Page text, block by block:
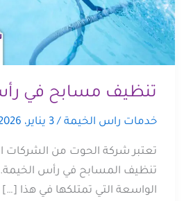
تنظيف مسابح في
خدمات راس الخيمة/3 يناير، 2026
تعتبر شركة الحوت من الشركات
تنظيف المسابح في رأس
الواسعة التي تمتلكها في هذا […]